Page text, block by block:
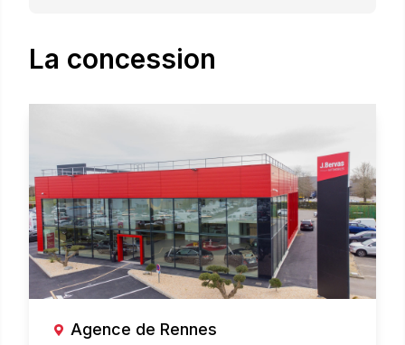
La concession
Agence de Rennes